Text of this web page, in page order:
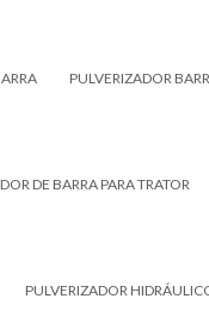
PULVERIZADOR
DE BARRA PARA TRATOR
PULVERIZADOR